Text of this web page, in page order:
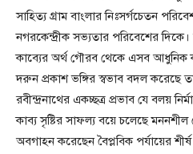
সাহিত্য গ্রাম বাংলার নিঃসর্গচেতন
নগরকেন্দ্রীক সভ্যতার পরিবেশের
কাব্যের অর্থ গৌরব থেকে এসব আধুনিক
দরুন প্রকাশ ভঙ্গির স্বভাব বদল করেছে
রবীন্দ্রনাথের একচ্ছত্র প্রভাব যে বলয়
কাব্য সৃষ্টির সাফল্য বয়ে চলেছে
অবগাহন করেছেন বৈপ্লবিক পর্যায়ের শীর্ষ